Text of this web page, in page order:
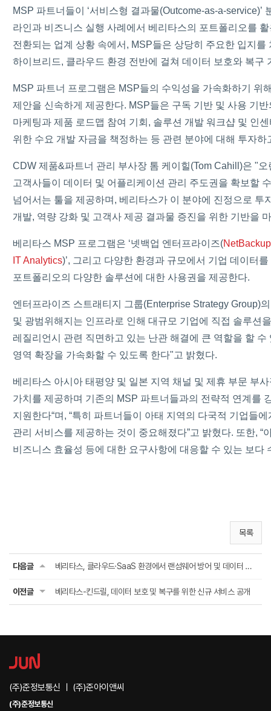
MSP 파트너들이 ‘서비스형 결과물(Outcome-as-a-
라인과 비즈니스 실행 사례에서 베리타스의 포트폴리오를
전환되는 업계 상황 속에서, MSP들은 상당히 주요한 입지
하이브리드, 클라우드 환경 전반에 걸쳐 데이터 보호와 복
MSP 파트너 프로그램은 MSP들의 수익성을 가속화하기 위
제안을 신속하게 제공한다. MSP들은 구독 기반 및 사용 기
마케팅과 제품 로드맵 참여 기회, 솔루션 개발 워크샵 및 인
위한 수요 개발 자금을 책정하는 등 관련 분야에 대해 투자하
CDW 제품&파트너 관리 부사장 톰 케이힐(Tom Cahill)은 "
고객사들이 데이터 및 어플리케이션 관리 주도권을 확보할
넘어서는 툴을 제공하며, 베리타스가 이 분야에 진정으로
개발, 역량 강화 및 고객사 제공 결과물 증진을 위한 기반을
베리타스 MSP 프로그램은 ‘넷백업 엔터프라이즈(
IT Analytics)’, 그리고 다양한 환경과 규모에서 기업 데이터
포트폴리오의 다양한 솔루션에 대한 사용권을 제공한다.
엔터프라이즈 스트래티지 그룹(Enterprise Strategy Group)
및 광범위해지는 인프라로 인해 대규모 기업에 직접 솔루션
레질리언시 관련 직면하고 있는 난관 해결에 큰 역할을 할
영역 확장을 가속화할 수 있도록 한다"고 밝혔다.
베리타스 아시아 태평양 및 일본 지역 채널 및 제휴 부문 부
가치를 제공하며 기존의 MSP 파트너들과의 전략적 연계를
지원한다“며, “특히 파트너들이 아태 지역의 다국적 기업들
관리 서비스를 제공하는 것이 중요해졌다”고 밝혔다. 또한,
비즈니스 효율성 등에 대한 요구사항에 대응할 수 있는 보
목록
다음글 베리타스, 클라우드·SaaS 환경에서 랜섬웨어 방어 및 데이터 보호 성공 사례 공개
이전글 베리타스-킨드릴, 데이터 보호 및 복구를 위한 신규 서비스 공개
(주)준정보통신 ㅣ (주)준아이앤씨
(주)준정보통신